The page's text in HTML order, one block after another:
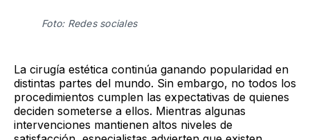
Foto: Redes sociales
La cirugía estética continúa ganando popularidad en
distintas partes del mundo. Sin embargo, no todos los
procedimientos cumplen las expectativas de quienes
deciden someterse a ellos. Mientras algunas
intervenciones mantienen altos niveles de